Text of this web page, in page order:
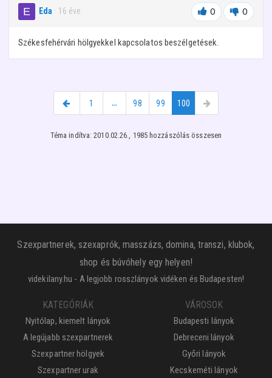
Eda · 16 éve 0 0
Székesfehérvári hölgyekkel kapcsolatos beszélgetések.
1 … 98 99 100
Téma indítva: 2010.02.26., 1985 hozzászólás összesen
Szexpartnerek, szexaprók, masszázs, domina, transzi, klubok,
shop és búvóhely egy helyen!
videkilany.hu - A legjobb rosszlányok vidéken és Budapesten!
KATEGÓRIÁK
Nyitólap, kiemelt lányok
A legújabb szexpartnerek
Szexpartner hölgyek
Szexpartner urak
VÁROSOK
Budapesti lányok
Debreceni lányok
Győri lányok
Kecskeméti lányok